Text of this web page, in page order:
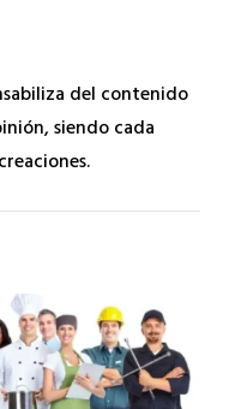
del contenido
siendo cada